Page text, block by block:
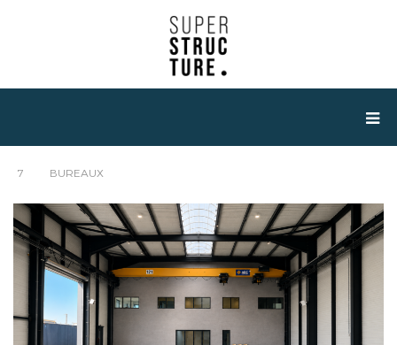
7 BUREAUX